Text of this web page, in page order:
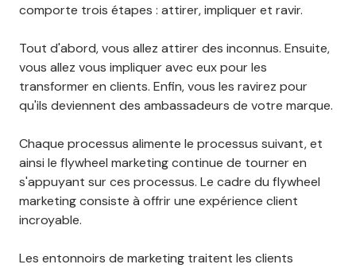
comporte trois étapes : attirer, impliquer et ravir.
Tout d'abord, vous allez attirer des inconnus. Ensuite,
vous allez vous impliquer avec eux pour les
transformer en clients. Enfin, vous les ravirez pour
qu'ils deviennent des ambassadeurs de votre marque.
Chaque processus alimente le processus suivant, et
ainsi le flywheel marketing continue de tourner en
s'appuyant sur ces processus. Le cadre du flywheel
marketing consiste à offrir une expérience client
incroyable.
Les entonnoirs de marketing traitent les clients